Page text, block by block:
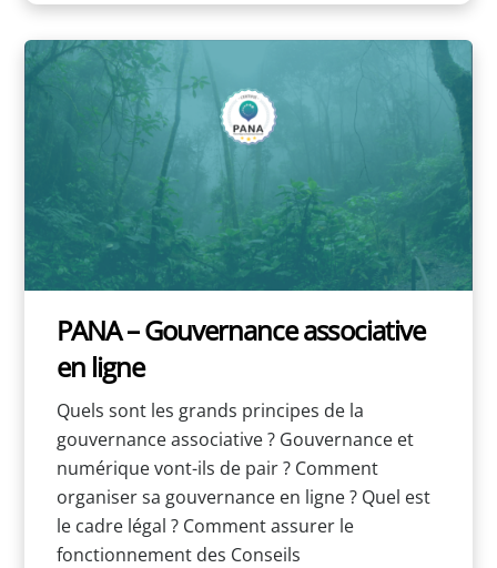
PANA – Gouvernance associative
en ligne
Quels sont les grands principes de la
gouvernance associative ? Gouvernance et
numérique vont-ils de pair ? Comment
organiser sa gouvernance en ligne ? Quel est
le cadre légal ? Comment assurer le
fonctionnement des Conseils